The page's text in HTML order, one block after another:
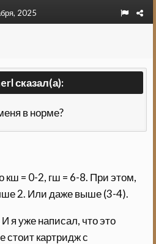
2025
сказал(а):
в норме?
кш = 0-2, гш = 6-8. При этом,
2. Или даже выше (3-4).
я уже написал, что это
стоит картридж с